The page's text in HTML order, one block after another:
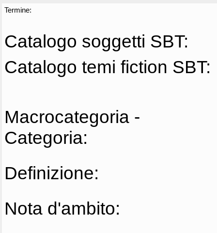
Termine:
Catalogo soggetti SBT:
Catalogo temi fiction SBT:
Macrocategoria -
Categoria:
Definizione:
Nota d'ambito: